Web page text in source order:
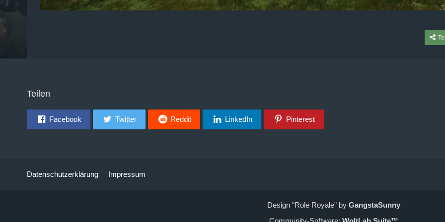
Teilen
Facebook Twitter Reddit LinkedIn Pinterest
Datenschutzerklärung Impressum
Design “Role Royale” by GangstaSunny